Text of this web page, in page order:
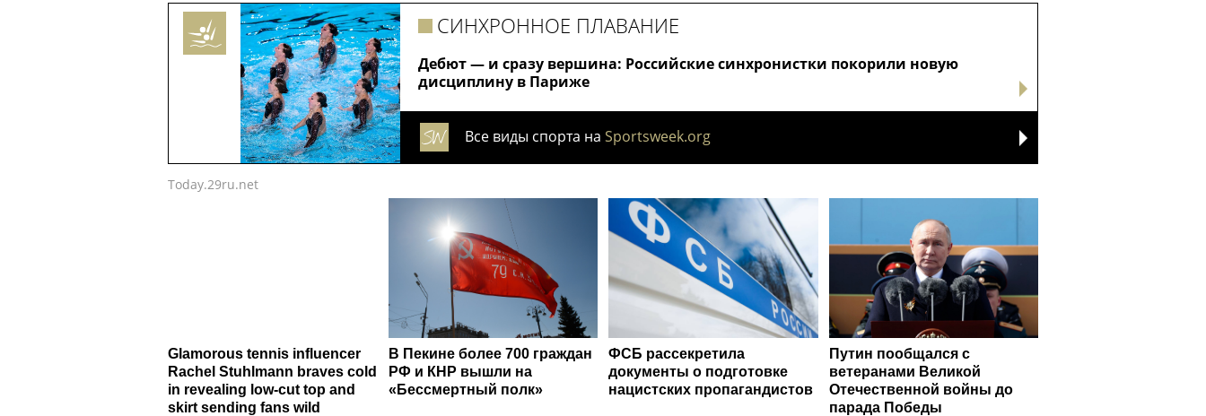
Дебют — и сразу вершина: Российские синхронистки покорили новую
дисциплину в Париже
СИНХРОННОЕ ПЛАВАНИЕ
Все виды спорта на Sportsweek.org
Today.29ru.net
Glamorous tennis influencer
Rachel Stuhlmann braves cold
in revealing low-cut top and
skirt sending fans wild
В Пекине более 700 граждан
РФ и КНР вышли на
«Бессмертный полк»
ФСБ рассекретила
документы о подготовке
нацистских пропагандистов
Путин пообщался с
ветеранами Великой
Отечественной войны до
парада Победы